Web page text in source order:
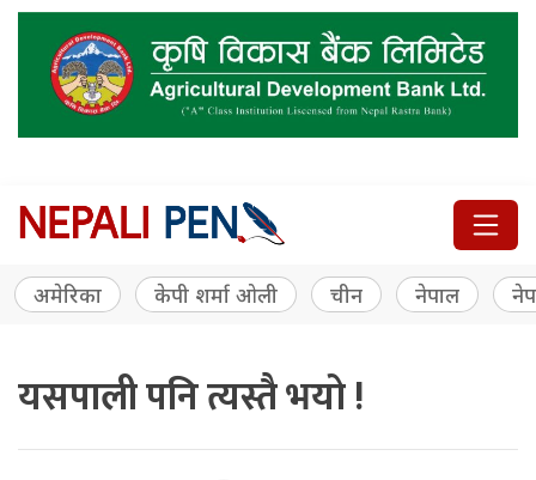
अमेरिका केपी शर्मा ओली चीन नेपाल
यसपाली पनि त्यस्तै भयो !